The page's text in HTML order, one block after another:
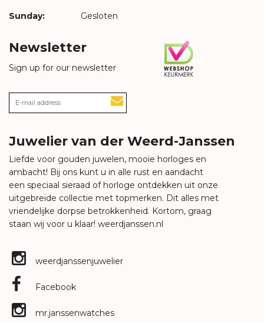
Sunday: Gesloten
Newsletter
Sign up for our newsletter
Juwelier van der Weerd-Janssen
Liefde voor gouden juwelen, mooie horloges en
ambacht! Bij ons kunt u in alle rust en aandacht
een speciaal sieraad of horloge ontdekken uit onze
uitgebreide collectie met topmerken. Dit alles met
vriendelijke dorpse betrokkenheid. Kortom, graag
staan wij voor u klaar! weerdjanssen.nl
weerdjanssenjuwelier
Facebook
mr.janssenwatches